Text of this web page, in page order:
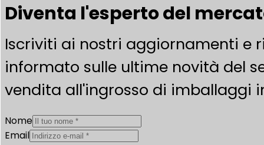
Diventa l'esperto del
Iscriviti ai nostri aggiornamenti e
informato sulle ultime novità del
vendita all'ingrosso di imballaggi
Nome
Email